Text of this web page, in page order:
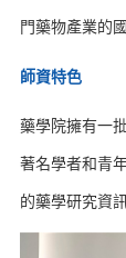
門藥物產業的
師資特色
藥學院擁有一
著名學者和青
的藥學研究資